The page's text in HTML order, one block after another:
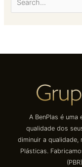
A BenPlas é
qualidade dos
diminuir a qualidade,
Plásticas.